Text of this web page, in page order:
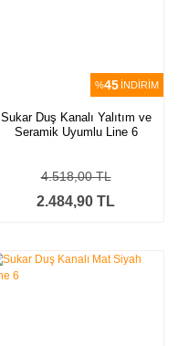
%45 İNDİRİM
Sukar Duş Kanalı Yalıtım ve
Seramik Uyumlu Line 6
2.484,90 TL
4.518,00 TL